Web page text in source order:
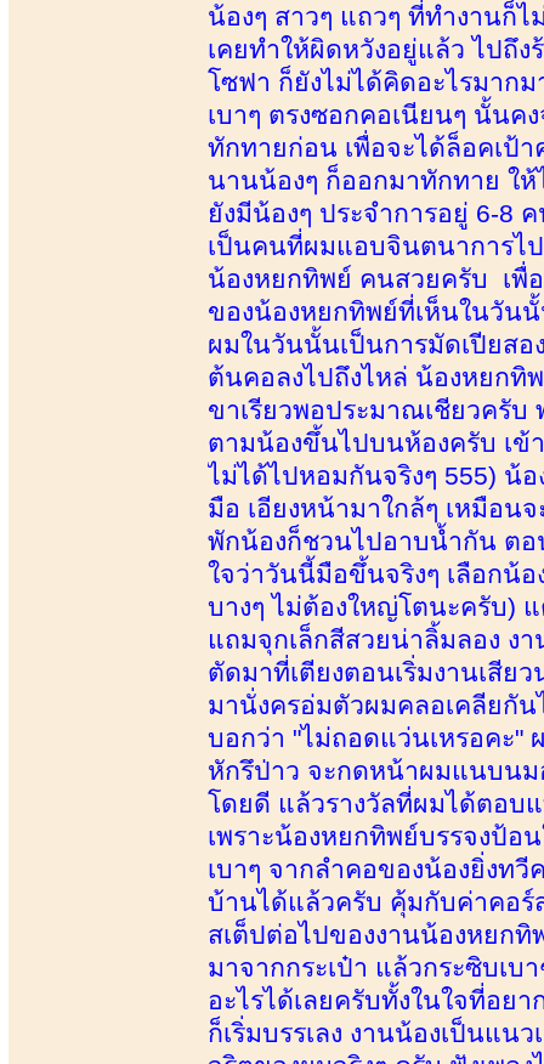
น้องๆ สาวๆ แถวๆ ที่ทำงานก็ไ
เคยทำให้ผิดหวังอยู่แล้ว ไปถึ
โซฟา ก็ยังไม่ได้คิดอะไรมาก
เบาๆ ตรงซอกคอเนียนๆ นั้นค
ทักทายก่อน เพื่อจะได้ล็อคเป้
นานน้องๆ ก็ออกมาทักทาย ใ
ยังมีน้องๆ ประจำการอยู่ 6-8
เป็นคนที่ผมแอบจินตนาการไ
น้องหยกทิพย์ คนสวยครับ เพื่
ของน้องหยกทิพย์ที่เห็นในวัน
ผมในวันนั้นเป็นการมัดเปียสอ
ต้นคอลงไปถึงไหล่ น้องหยกทิ
ขาเรียวพอประมาณเชียวครับ
ตามน้องขึ้นไปบนห้องครับ เ
ไม่ได้ไปหอมกันจริงๆ 555) น้
มือ เอียงหน้ามาใกล้ๆ เหมือ
พักน้องก็ชวนไปอาบน้ำกัน ตอ
ใจว่าวันนี้มือขึ้นจริงๆ เลือกน้อ
บางๆ ไม่ต้องใหญ่โตนะครับ)
แถมจุกเล็กสีสวยน่าลิ้มลอง ง
ตัดมาที่เตียงตอนเริ่มงานเสีย
มานั่งครอ่มตัวผมคลอเคลียกั
บอกว่า "ไม่ถอดแว่นเหรอคะ"
หักรึป่าว จะกดหน้าผมแนบนม
โดยดี แล้วรางวัลที่ผมได้ตอบ
เพราะน้องหยกทิพย์บรรจงป้อ
เบาๆ จากลำคอของน้องยิ่งท
บ้านได้แล้วครับ คุ้มกับค่าคอ
สเต็ปต่อไปของงานน้องหยกทิ
มาจากกระเป๋า แล้วกระซิบเ
อะไรได้เลยครับทั้งในใจที่อย
ก็เริ่มบรรเลง งานน้องเป็นแน